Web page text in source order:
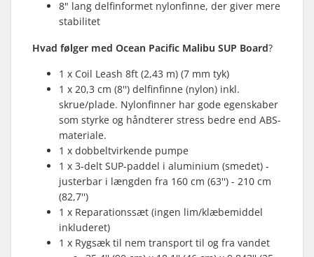
8" lang delfinformet nylonfinne, der giver mere
stabilitet
Hvad følger med Ocean Pacific Malibu SUP Board?
1 x Coil Leash 8ft (2,43 m) (7 mm tyk)
1 x 20,3 cm (8'') delfinfinne (nylon) inkl.
skrue/plade. Nylonfinner har gode egenskaber
som styrke og håndterer stress bedre end ABS-
materiale.
1 x dobbeltvirkende pumpe
1 x 3-delt SUP-paddel i aluminium (smedet) -
justerbar i længden fra 160 cm (63'') - 210 cm
(82,7'')
1 x Reparationssæt (ingen lim/klæbemiddel
inkluderet)
1 x Rygsæk til nem transport til og fra vandet